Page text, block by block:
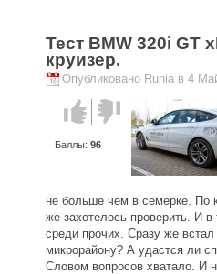
Тест BMW 320i GT
круизер.
Опубликовано Runia в 4
Голос за!Голос
против!
Баллы: 96
не больше чем в семерке. По
же захотелось проверить. И
среди прочих. Сразу же
микрорайону? А удастся ли
Словом вопросов хватало. И